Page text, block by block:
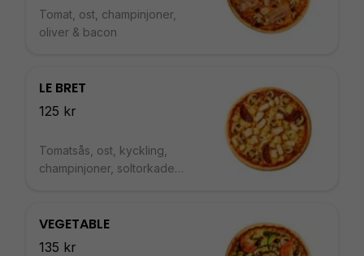
Tomat, ost, champinjoner,
oliver & bacon
LE BRET
125 kr
Tomatsås, ost, kyckling,
champinjoner, soltorkade
VEGETABLE
135 kr